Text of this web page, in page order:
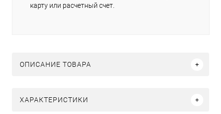
карту или расчетный счет.
ОПИСАНИЕ ТОВАРА
ХАРАКТЕРИСТИКИ